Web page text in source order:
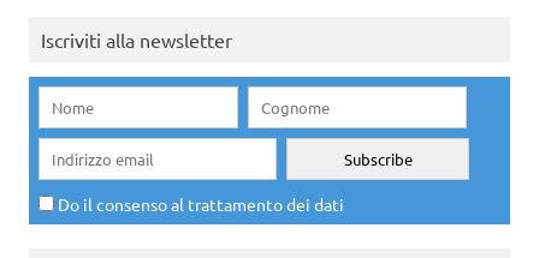
Iscriviti alla newsletter
Do il consenso al trattamento dei dati